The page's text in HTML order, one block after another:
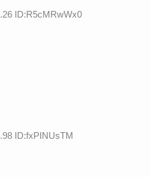
ID:R5cMRwWx0
ID:fxPINUsTM